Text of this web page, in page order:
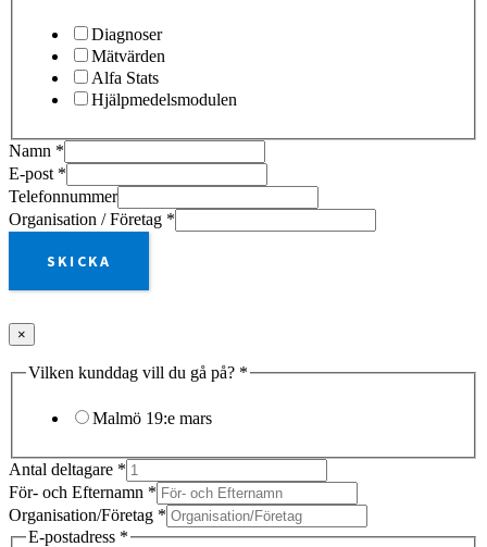
Diagnoser
Mätvärden
Alfa Stats
Hjälpmedelsmodulen
Namn *
E-post *
Telefonnummer
Organisation / Företag *
SKICKA
×
Vilken kunddag vill du gå på? *
Malmö 19:e mars
Antal deltagare *
För- och Efternamn *
Organisation/Företag *
E-postadress *